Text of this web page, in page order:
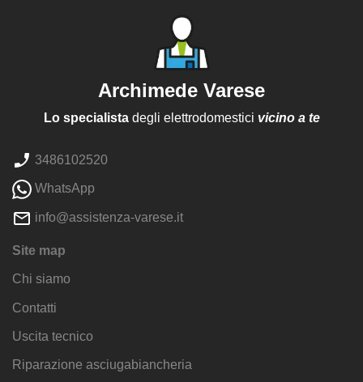
Archimede Varese
Lo specialistadegli elettrodomestici vicino a te
3486102520
WhatsApp
info@assistenza-varese.it
Site map
Chi siamo
Contatti
Uscita tecnico
Riparazione asciugabiancheria